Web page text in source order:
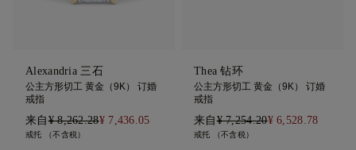
Alexandria 三石
公主方形切工 黄金（9K） 订婚
戒指
来自¥ 8,262.28¥ 7,436.05
戒托 （不含税）
Thea 钻环
公主方形切工 黄金（9K） 订婚
戒指
来自¥ 7,254.20¥ 6,528.78
戒托 （不含税）